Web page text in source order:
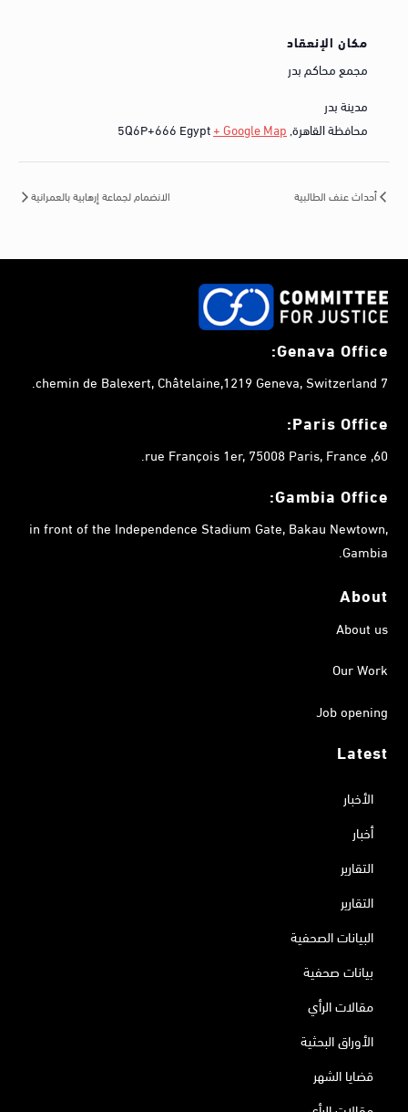
مكان الإنعقاد
مجمع محاكم بدر
مدينة بدر
محافظة القاهرة,
5Q6P+666 Egypt+ Google Map
أحداث عنف الطالبية الانضمام لجماعة إرهابية بالعمرانية
Genava Office:
7 chemin de Balexert, Châtelaine,1219 Geneva, Switzerland.
Paris Office:
60, rue François 1er, 75008 Paris, France.
Gambia Office:
in front of the Independence Stadium Gate, Bakau Newtown,
Gambia.
About
About us
Our Work
Job opening
Latest
الأخبار
أخبار
التقارير
التقارير
البيانات الصحفية
بيانات صحفية
مقالات الرأي
الأوراق البحثية
قضايا الشهر